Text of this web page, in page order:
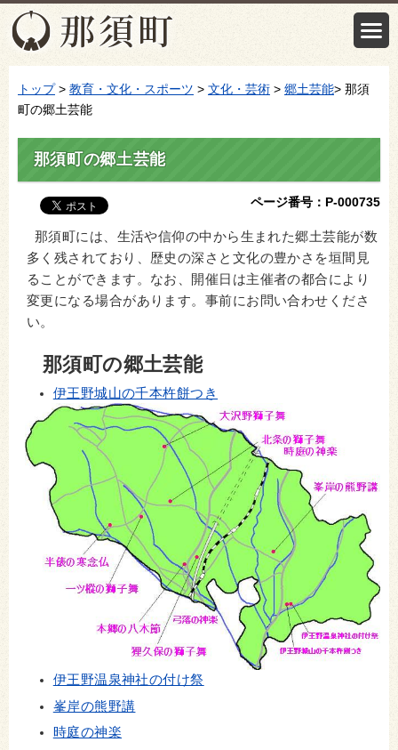
トップ> 教育・文化・スポーツ > 文化・芸術 > 郷土芸能> 那須
町の郷土芸能
那須町の郷土芸能
ページ番号：P-000735
那須町には、生活や信仰の中から生まれた郷土芸能が数
多く残されており、歴史の深さと文化の豊かさを垣間見
ることができます。なお、開催日は主催者の都合により
変更になる場合があります。事前にお問い合わせくださ
い。
那須町の郷土芸能
伊王野城山の千本杵餅つき
伊王野温泉神社の付け祭
峯岸の熊野講
時庭の神楽